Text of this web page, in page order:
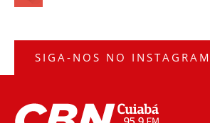
SIGA-NOS NO INSTAGRAM